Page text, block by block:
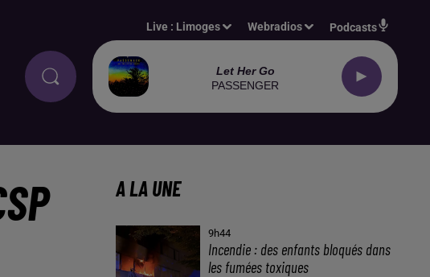
Live : Limoges Webradios Podcasts
Let Her Go
PASSENGER
A LA UNE
9h44
Incendie : des enfants bloqués dans
les fumées toxiques